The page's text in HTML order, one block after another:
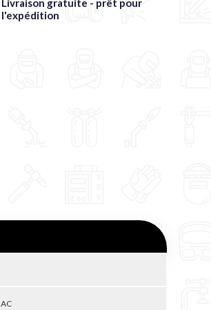
Livraison gratuite - prêt pour
l'expédition